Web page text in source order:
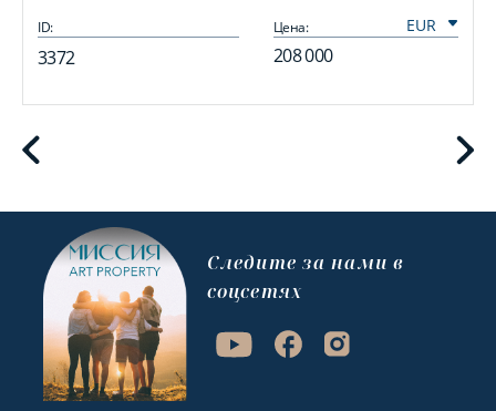
ID:
3372
Цена:
208 000
Cледите за нами в
соцсетях